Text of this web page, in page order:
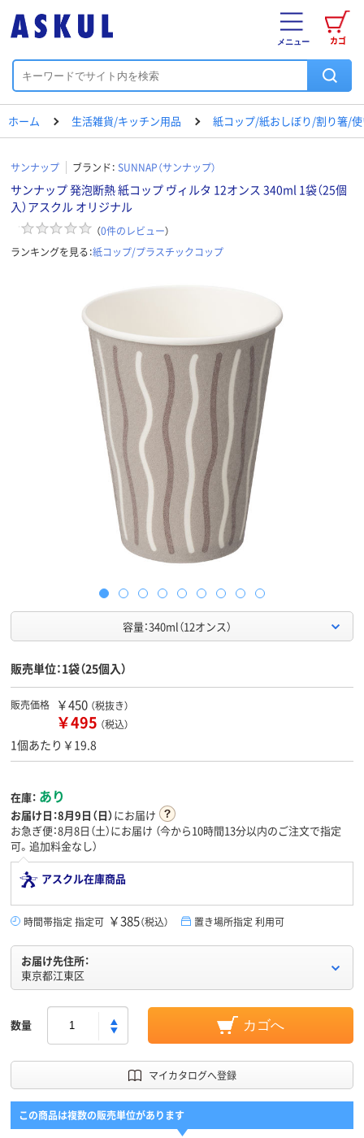
カゴ
メニュー
ホーム 生活雑貨/キッチン用品 紙コップ/紙おしぼり/割り箸/
サンナップ ブランド： SUNNAP（サンナップ）
サンナップ 発泡断熱 紙コップ ヴィルタ 12オンス 340ml 1袋（25個
入）アスクル オリジナル
（0件のレビュー）
ランキングを見る：紙コップ/プラスチックコップ
容量：340ml（12オンス）
販売単位：1袋（25個入）
販売価格 ￥450 （税抜き）
￥495 （税込）
1個あたり￥19.8
在庫： あり
お届け日：8月9日（日）にお届け
お急ぎ便：8月8日（土）にお届け （今から10時間13分以内のご注文で指定
可。追加料金なし）
アスクル在庫商品
時間帯指定 指定可 ￥385（税込） 置き場所指定 利用可
お届け先住所：
東京都江東区
数量 カゴへ
マイカタログへ登録
この商品は複数の販売単位があります